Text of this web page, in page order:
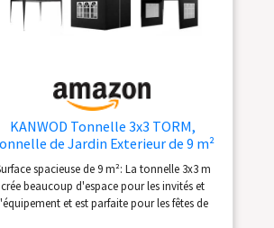
de 3 × 3 m, offrant suffisamment d'espace
pour accueillir jusqu'à dix personnes. Idéale
autre festivité en plein air
KANWOD Tonnelle 3x3 TORM,
de Jardin Exterieur de 9 m²
4 Parois Latérales et 3 Fenêtres,
Barnum Pliant Stable pour
Mariage, Jardin, Stand
de Marché
spacieuse de 9 m²: La tonnelle 3x3 m
crée beaucoup d'espace pour les invités et
et est parfaite pour les fêtes de